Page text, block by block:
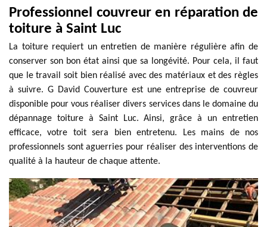
Professionnel couvreur en réparation de
toiture à Saint Luc
La toiture requiert un entretien de manière régulière afin de
conserver son bon état ainsi que sa longévité. Pour cela, il faut
que le travail soit bien réalisé avec des matériaux et des règles
à suivre. G David Couverture est une entreprise de couvreur
disponible pour vous réaliser divers services dans le domaine du
dépannage toiture à Saint Luc. Ainsi, grâce à un entretien
efficace, votre toit sera bien entretenu. Les mains de nos
professionnels sont aguerries pour réaliser des interventions de
qualité à la hauteur de chaque attente.